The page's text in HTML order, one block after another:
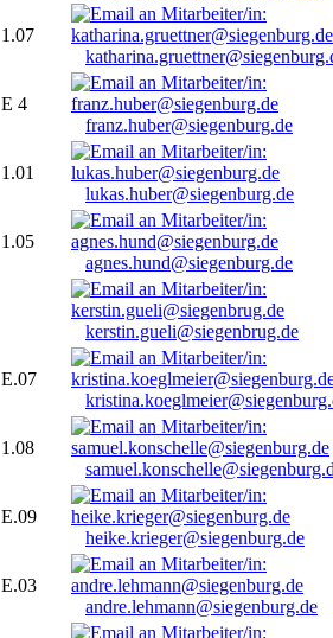
1.07
E 4
franz.huber@siegenburg.de
1.01
lukas.huber@siegenburg.de
1.05
agnes.hund@siegenburg.de
kerstin.gueli@siegenbrug.de
E.07
1.08
E.09
heike.krieger@siegenburg.de
E.03
andre.lehmann@siegenburg.de